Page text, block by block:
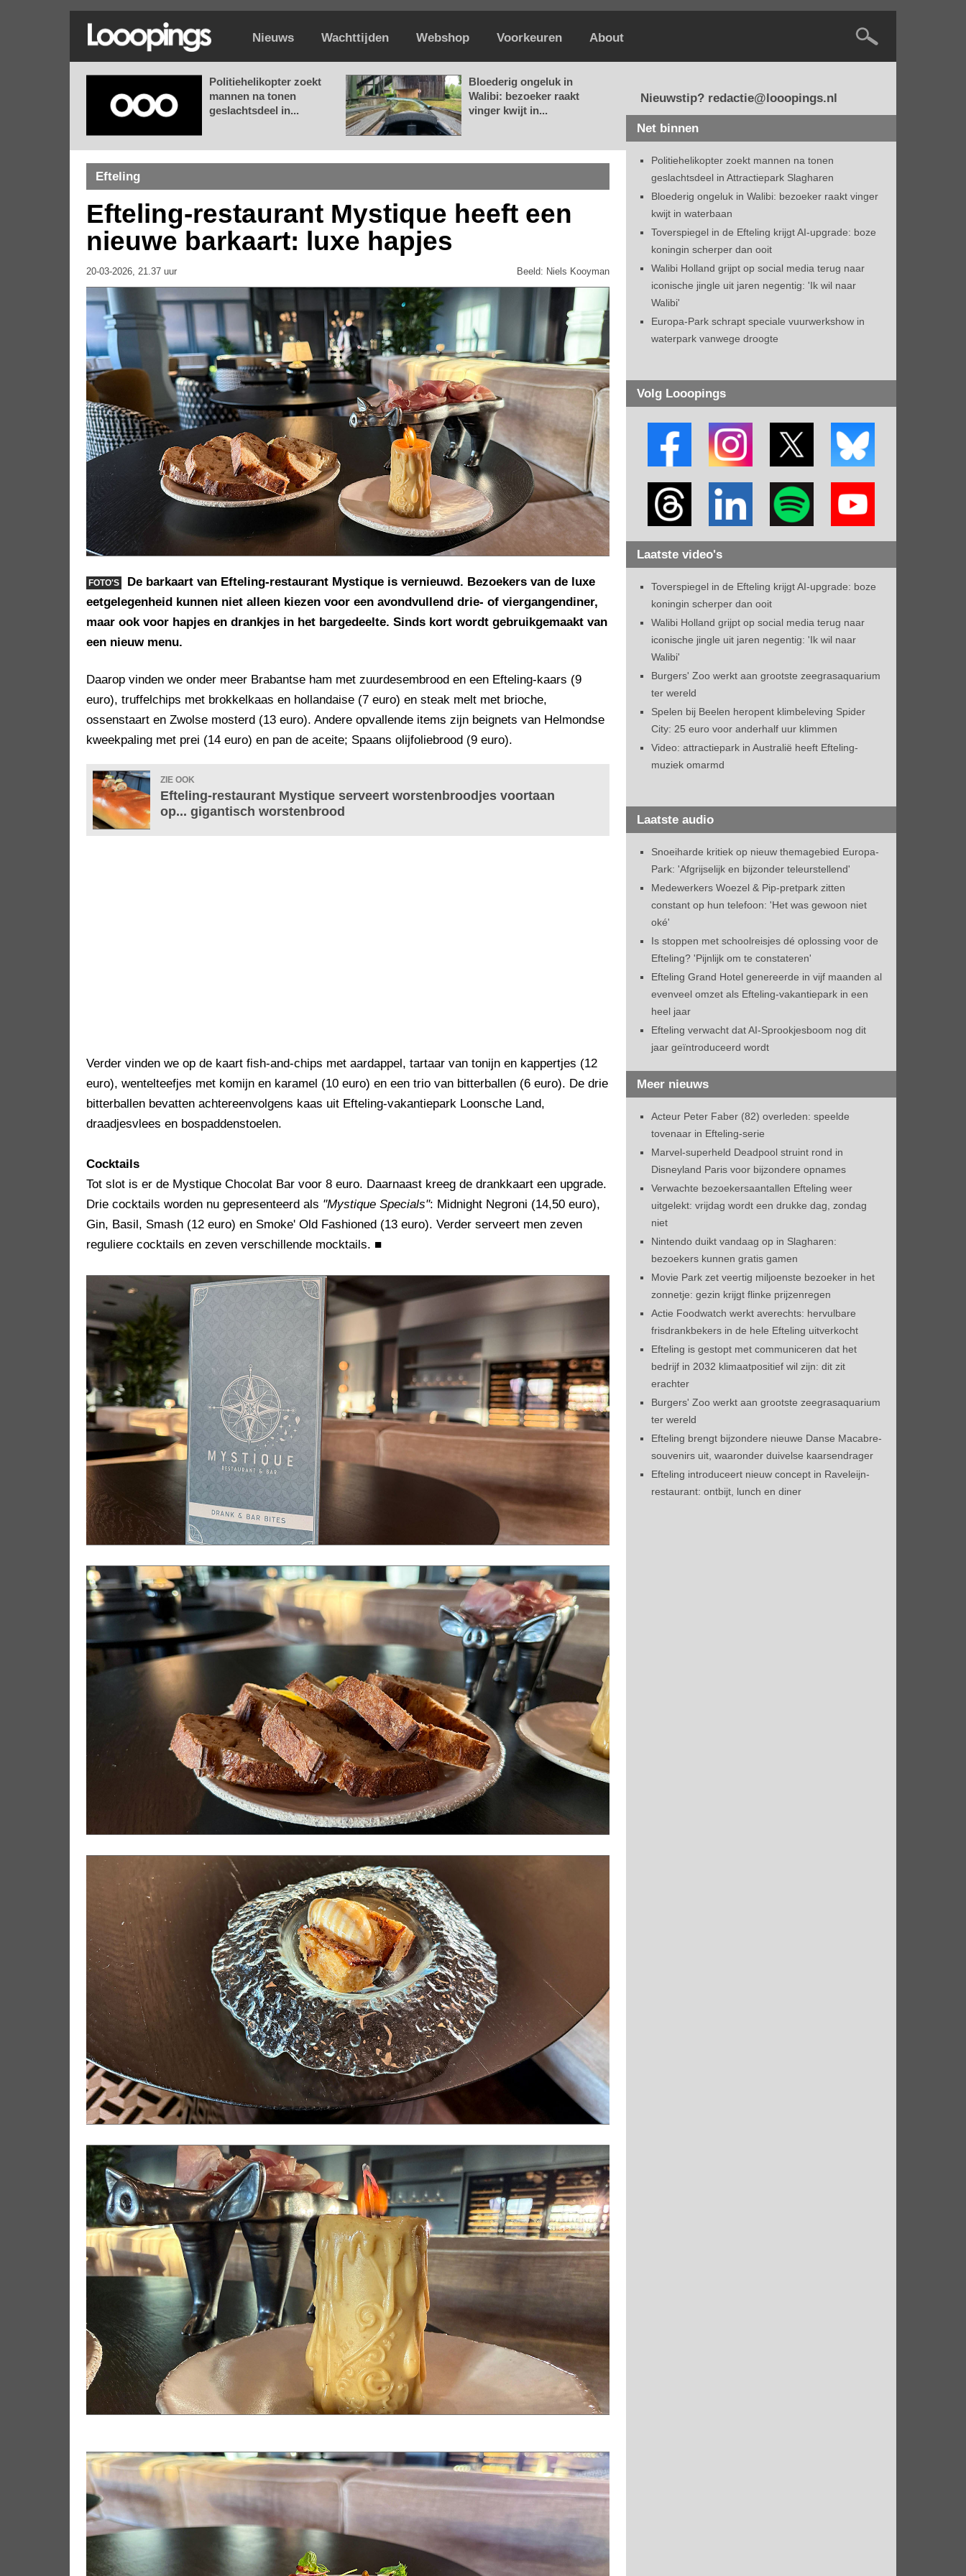
Nieuws Wachttijden Webshop Voorkeuren About
Politiehelikopter zoekt
mannen na tonen
geslachtsdeel in...
Bloederig ongeluk in
Walibi: bezoeker raakt
vinger kwijt in...
Efteling
Efteling-restaurant Mystique heeft een
nieuwe barkaart: luxe hapjes
20-03-2026, 21.37 uur Beeld: Niels Kooyman
FOTO'S
De barkaart van Efteling-restaurant Mystique is vernieuwd. Bezoekers van de luxe
eetgelegenheid kunnen niet alleen kiezen voor een avondvullend drie- of viergangendiner,
maar ook voor hapjes en drankjes in het bargedeelte. Sinds kort wordt gebruikgemaakt van
een nieuw menu.
Daarop vinden we onder meer Brabantse ham met zuurdesembrood en een Efteling-kaars (9
euro), truffelchips met brokkelkaas en hollandaise (7 euro) en steak melt met brioche,
ossenstaart en Zwolse mosterd (13 euro). Andere opvallende items zijn beignets van Helmondse
kweekpaling met prei (14 euro) en pan de aceite; Spaans olijfoliebrood (9 euro).
ZIE OOK
Efteling-restaurant Mystique serveert worstenbroodjes voortaan
op... gigantisch worstenbrood
Verder vinden we op de kaart fish-and-chips met aardappel, tartaar van tonijn en kappertjes (12
euro), wentelteefjes met komijn en karamel (10 euro) en een trio van bitterballen (6 euro). De drie
bitterballen bevatten achtereenvolgens kaas uit Efteling-vakantiepark Loonsche Land,
draadjesvlees en bospaddenstoelen.
Cocktails
Tot slot is er de Mystique Chocolat Bar voor 8 euro. Daarnaast kreeg de drankkaart een upgrade.
Drie cocktails worden nu gepresenteerd als "Mystique Specials": Midnight Negroni (14,50 euro),
Gin, Basil, Smash (12 euro) en Smoke' Old Fashioned (13 euro). Verder serveert men zeven
reguliere cocktails en zeven verschillende mocktails. ■
Nieuwstip? redactie@looopings.nl
Net binnen
Politiehelikopter zoekt mannen na tonen
geslachtsdeel in Attractiepark Slagharen
Bloederig ongeluk in Walibi: bezoeker raakt vinger
kwijt in waterbaan
Toverspiegel in de Efteling krijgt AI-upgrade: boze
koningin scherper dan ooit
Walibi Holland grijpt op social media terug naar
iconische jingle uit jaren negentig: 'Ik wil naar
Walibi'
Europa-Park schrapt speciale vuurwerkshow in
waterpark vanwege droogte
Volg Looopings
Laatste video's
Toverspiegel in de Efteling krijgt AI-upgrade: boze
koningin scherper dan ooit
Walibi Holland grijpt op social media terug naar
iconische jingle uit jaren negentig: 'Ik wil naar
Walibi'
Burgers' Zoo werkt aan grootste zeegrasaquarium
ter wereld
Spelen bij Beelen heropent klimbeleving Spider
City: 25 euro voor anderhalf uur klimmen
Video: attractiepark in Australië heeft Efteling-
muziek omarmd
Laatste audio
Snoeiharde kritiek op nieuw themagebied Europa-
Park: 'Afgrijselijk en bijzonder teleurstellend'
Medewerkers Woezel & Pip-pretpark zitten
constant op hun telefoon: 'Het was gewoon niet
oké'
Is stoppen met schoolreisjes dé oplossing voor de
Efteling? 'Pijnlijk om te constateren'
Efteling Grand Hotel genereerde in vijf maanden al
evenveel omzet als Efteling-vakantiepark in een
heel jaar
Efteling verwacht dat AI-Sprookjesboom nog dit
jaar geïntroduceerd wordt
Meer nieuws
Acteur Peter Faber (82) overleden: speelde
tovenaar in Efteling-serie
Marvel-superheld Deadpool struint rond in
Disneyland Paris voor bijzondere opnames
Verwachte bezoekersaantallen Efteling weer
uitgelekt: vrijdag wordt een drukke dag, zondag
niet
Nintendo duikt vandaag op in Slagharen:
bezoekers kunnen gratis gamen
Movie Park zet veertig miljoenste bezoeker in het
zonnetje: gezin krijgt flinke prijzenregen
Actie Foodwatch werkt averechts: hervulbare
frisdrankbekers in de hele Efteling uitverkocht
Efteling is gestopt met communiceren dat het
bedrijf in 2032 klimaatpositief wil zijn: dit zit
erachter
Burgers' Zoo werkt aan grootste zeegrasaquarium
ter wereld
Efteling brengt bijzondere nieuwe Danse Macabre-
souvenirs uit, waaronder duivelse kaarsendrager
Efteling introduceert nieuw concept in Raveleijn-
restaurant: ontbijt, lunch en diner